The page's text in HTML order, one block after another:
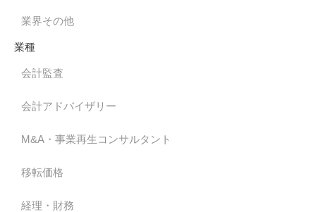
業界その他
業種
会計監査
会計アドバイザリー
M&A・事業再生コンサルタント
移転価格
経理・財務